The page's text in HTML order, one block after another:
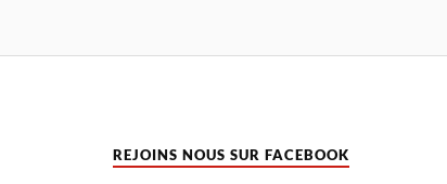
REJOINS NOUS SUR FACEBOOK